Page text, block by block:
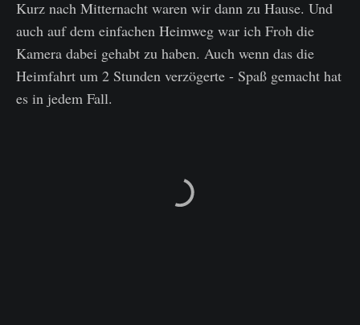
Kurz nach Mitternacht waren wir dann zu Hause. Und
auch auf dem einfachen Heimweg war ich Froh die
Kamera dabei gehabt zu haben. Auch wenn das die
Heimfahrt um 2 Stunden verzögerte - Spaß gemacht hat
es in jedem Fall.